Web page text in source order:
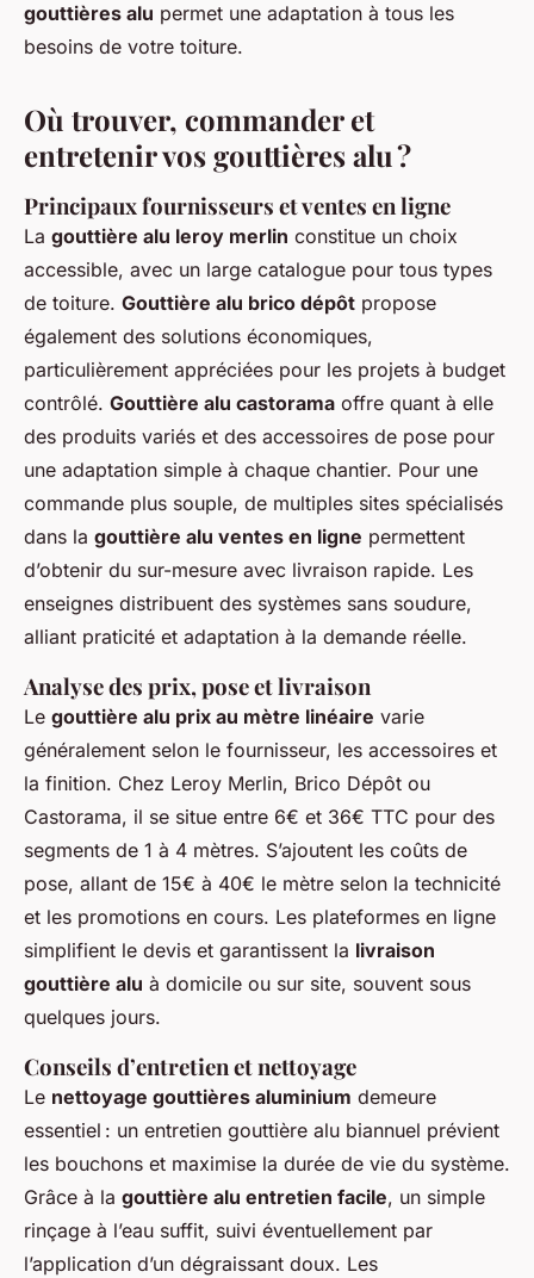
gouttières alu permet une adaptation à tous les
besoins de votre toiture.
Où trouver, commander et
entretenir vos gouttières alu ?
Principaux fournisseurs et ventes en ligne
La gouttière alu leroy merlin constitue un choix
accessible, avec un large catalogue pour tous types
de toiture. Gouttière alu brico dépôt propose
également des solutions économiques,
particulièrement appréciées pour les projets à budget
contrôlé. Gouttière alu castorama offre quant à elle
des produits variés et des accessoires de pose pour
une adaptation simple à chaque chantier. Pour une
commande plus souple, de multiples sites spécialisés
dans la gouttière alu ventes en ligne permettent
d’obtenir du sur-mesure avec livraison rapide. Les
enseignes distribuent des systèmes sans soudure,
alliant praticité et adaptation à la demande réelle.
Analyse des prix, pose et livraison
Le gouttière alu prix au mètre linéaire varie
généralement selon le fournisseur, les accessoires et
la finition. Chez Leroy Merlin, Brico Dépôt ou
Castorama, il se situe entre 6€ et 36€ TTC pour des
segments de 1 à 4 mètres. S’ajoutent les coûts de
pose, allant de 15€ à 40€ le mètre selon la technicité
et les promotions en cours. Les plateformes en ligne
simplifient le devis et garantissent la livraison
gouttière alu à domicile ou sur site, souvent sous
quelques jours.
Conseils d’entretien et nettoyage
Le nettoyage gouttières aluminium demeure
essentiel : un entretien gouttière alu biannuel prévient
les bouchons et maximise la durée de vie du système.
Grâce à la gouttière alu entretien facile, un simple
rinçage à l’eau suffit, suivi éventuellement par
l’application d’un dégraissant doux. Les